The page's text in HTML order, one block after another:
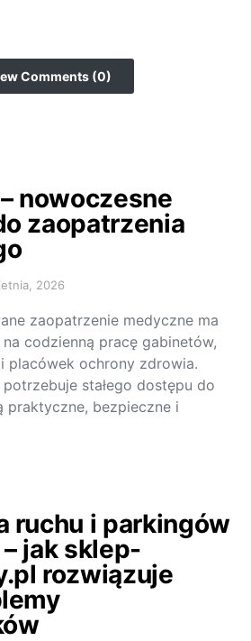
Comments (0)
nowoczesne
zaopatrzenia
2026
zaopatrzenie medyczne ma
codzienną pracę gabinetów,
placówek ochrony zdrowia.
stałego dostępu do
praktyczne, bezpieczne i
ruchu i parkingów
jak sklep-
rozwiązuje